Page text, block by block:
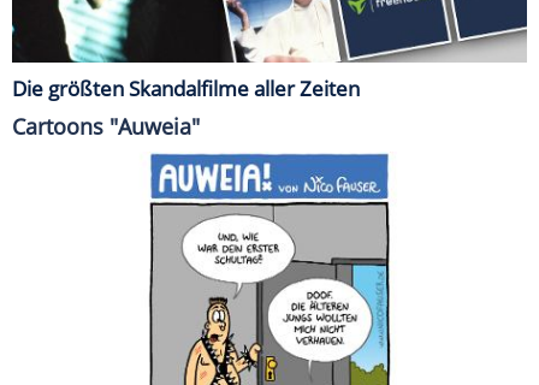
Die größten Skandalfilme aller Zeiten
Cartoons "Auweia"